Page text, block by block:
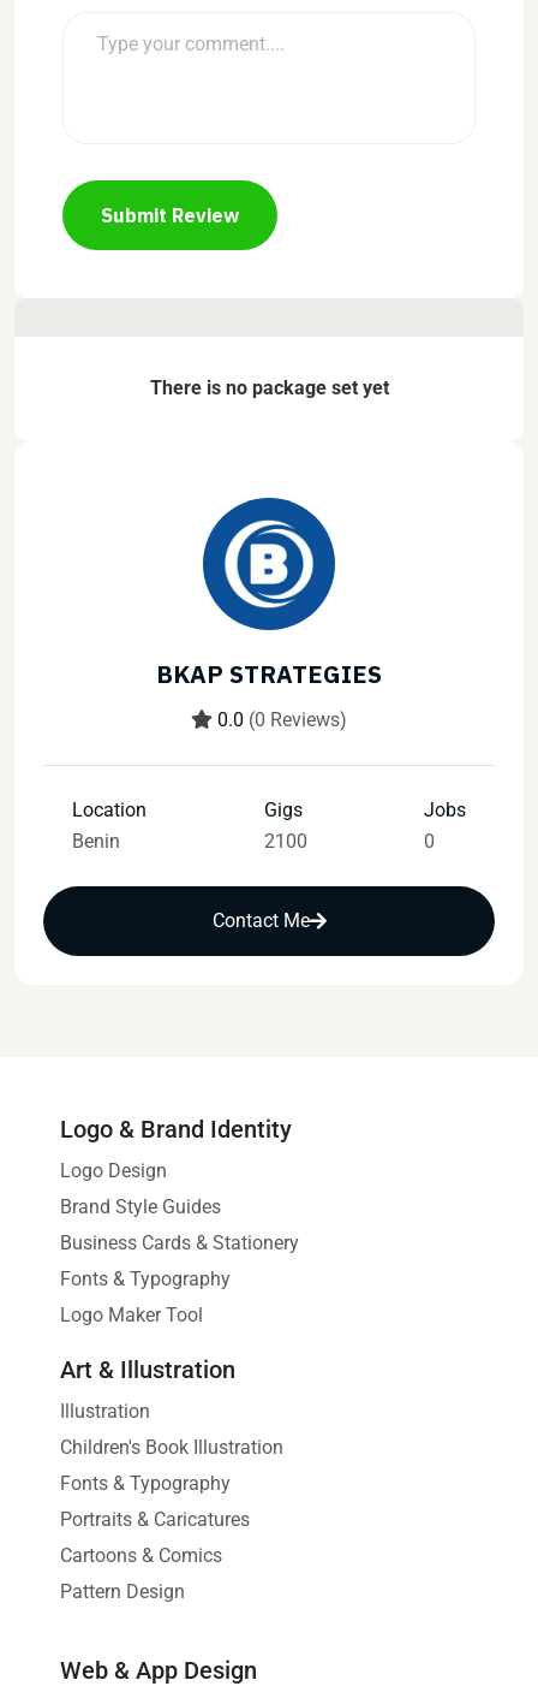
Submit Review
There is no package set yet
BKAP STRATEGIES
0.0 (0 Reviews)
Location
Benin
Gigs
2100
Jobs
0
Contact Me
Logo & Brand Identity
Logo Design
Brand Style Guides
Business Cards & Stationery
Fonts & Typography
Logo Maker Tool
Art & Illustration
Illustration
Children's Book Illustration
Fonts & Typography
Portraits & Caricatures
Cartoons & Comics
Pattern Design
Web & App Design